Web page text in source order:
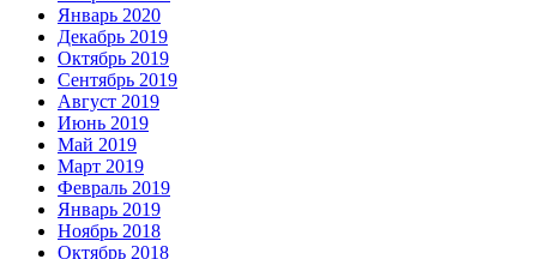
Январь 2020
Декабрь 2019
Октябрь 2019
Сентябрь 2019
Август 2019
Июнь 2019
Май 2019
Март 2019
Февраль 2019
Январь 2019
Ноябрь 2018
Октябрь 2018